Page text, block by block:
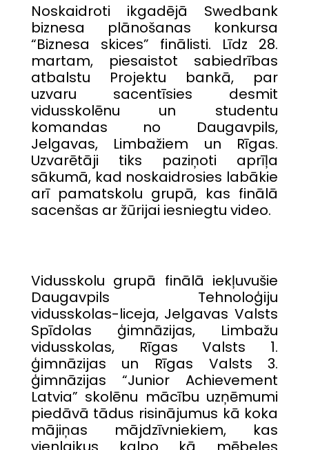
Noskaidroti ikgadējā Swedbank
biznesa plānošanas konkursa
“Biznesa skices” finālisti. Līdz 28.
martam, piesaistot sabiedrības
atbalstu Projektu bankā, par
uzvaru sacentīsies desmit
vidusskolēnu un studentu
komandas no Daugavpils,
Jelgavas, Limbažiem un Rīgas.
Uzvarētāji tiks paziņoti aprīļa
sākumā, kad noskaidrosies labākie
arī pamatskolu grupā, kas finālā
sacenšas ar žūrijai iesniegtu video.
Vidusskolu grupā finālā iekļuvušie
Daugavpils Tehnoloģiju
vidusskolas-liceja, Jelgavas Valsts
Spīdolas ģimnāzijas, Limbažu
vidusskolas, Rīgas Valsts 1.
ģimnāzijas un Rīgas Valsts 3.
ģimnāzijas “Junior Achievement
Latvia” skolēnu mācību uzņēmumi
piedāvā tādus risinājumus kā koka
mājiņas mājdzīvniekiem, kas